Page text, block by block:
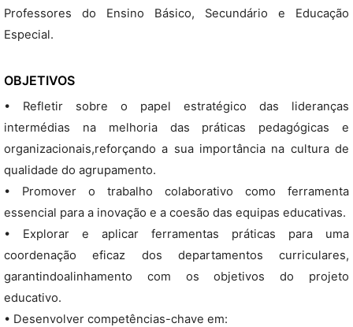
Professores do Ensino Básico, Secundário e Educação
Especial.
OBJETIVOS
• Refletir sobre o papel estratégico das lideranças
intermédias na melhoria das práticas pedagógicas e
organizacionais,reforçando a sua importância na cultura de
qualidade do agrupamento.
• Promover o trabalho colaborativo como ferramenta
essencial para a inovação e a coesão das equipas educativas.
• Explorar e aplicar ferramentas práticas para uma
coordenação eficaz dos departamentos curriculares,
garantindoalinhamento com os objetivos do projeto
educativo.
• Desenvolver competências-chave em: